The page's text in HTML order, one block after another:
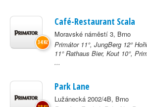
Café-Restaurant Scala
Moravské náměstí 3, Brno
Primátor 11°, JungBerg 12°
11° Rathaus Bier, Kout 10°,
...
34 Kč
Park Lane
Lužánecká 2002/4B, Brno